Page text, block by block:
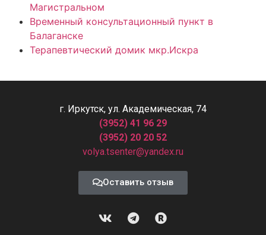
Магистральном
Временный консультационный пункт в
Балаганске
Терапевтический домик мкр.Искра
г. Иркутск, ул. Академическая, 74
(3952) 41 96 29
(3952) 20 20 52
volya.tsenter@yandex.ru
Оставить отзыв